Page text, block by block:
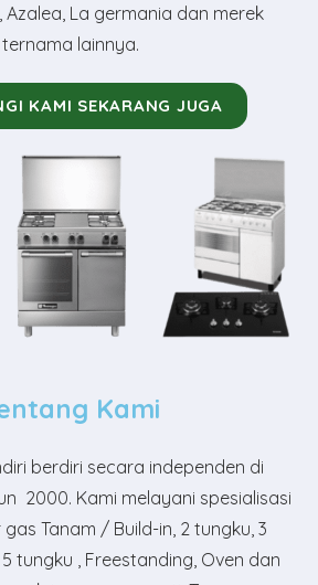
Azalea, La germania dan merek
ternama lainnya.
KAMI SEKARANG JUGA
Kami
berdiri secara independen di
2000. Kami melayani spesialisasi
Tanam / Build-in, 2 tungku, 3
tungku , Freestanding, Oven dan